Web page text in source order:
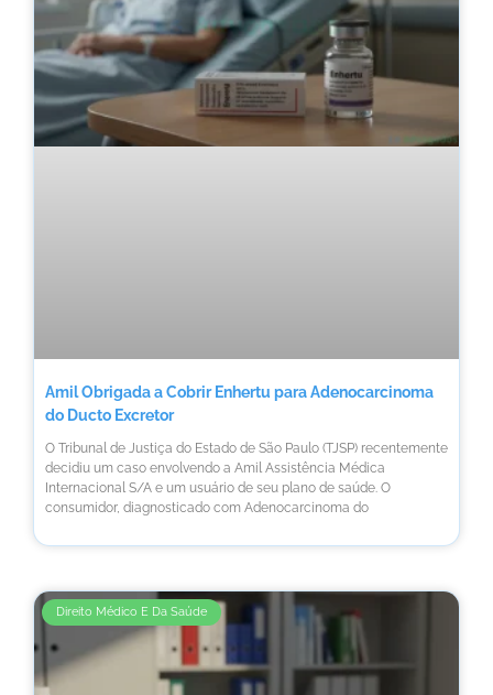
Amil Obrigada a Cobrir Enhertu para Adenocarcinoma
do Ducto Excretor
O Tribunal de Justiça do Estado de São Paulo (TJSP) recentemente
decidiu um caso envolvendo a Amil Assistência Médica
Internacional S/A e um usuário de seu plano de saúde. O
consumidor, diagnosticado com Adenocarcinoma do
Direito Médico E Da Saúde